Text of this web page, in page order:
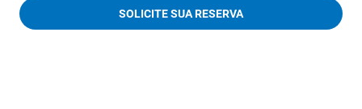
SOLICITE SUA RESERVA